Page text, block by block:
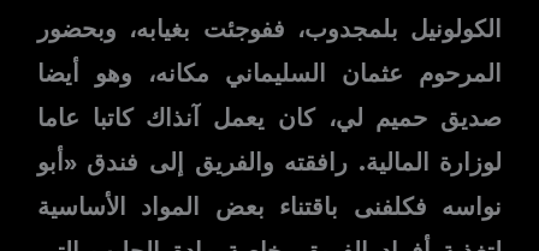
الكولونيل بلمجدوب، ففوجئت بغيابه، وبحضور
المرحوم عثمان السليماني مكانه، وهو أيضا
صديق حميم لي، كان يعمل آنذاك كاتبا عاما
لوزارة المالية. رافقته والفريق إلى فندق «أبو
نواسه فكلفنی باقتناء بعض المواد الأساسية